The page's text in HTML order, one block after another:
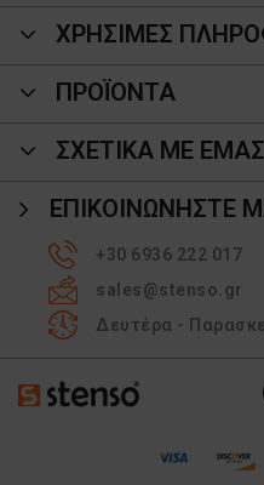
ΧΡΗΣΙΜΕΣ
ΠΡΟΪΌΝΤΑ
ΣΧΕΤΙΚΑ ΜΕ ΕΜΑΣ
ΕΠΙΚΟΙΝΩΝΉΣΤΕ
+30 6936 222 017
sales@stenso.gr
Δευτέρα -